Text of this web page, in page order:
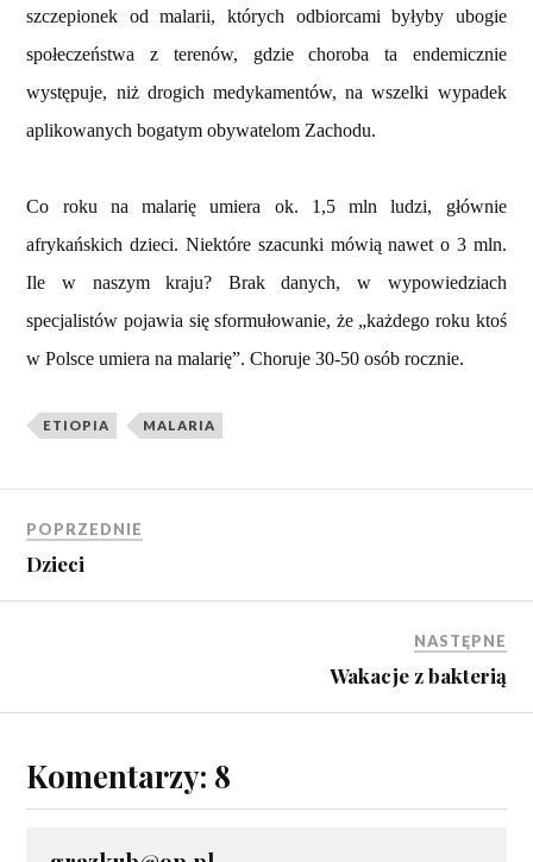
szczepionek od malarii, których odbiorcami byłyby ubogie
społeczeństwa z terenów, gdzie choroba ta endemicznie
występuje, niż drogich medykamentów, na wszelki wypadek
aplikowanych bogatym obywatelom Zachodu.
Co roku na malarię umiera ok. 1,5 mln ludzi, głównie
afrykańskich dzieci. Niektóre szacunki mówią nawet o 3 mln.
Ile w naszym kraju? Brak danych, w wypowiedziach
specjalistów pojawia się sformułowanie, że „każdego roku ktoś
w Polsce umiera na malarię”. Choruje 30-50 osób rocznie.
ETIOPIA MALARIA
POPRZEDNIE
Dzieci
NASTĘPNE
Wakacje z bakterią
Komentarzy: 8